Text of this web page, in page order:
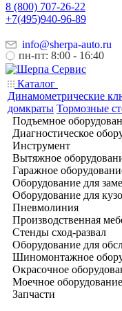
8 (800) 707-26-22
+7(495)940-96-89
info@sherpa-auto.ru
пн-пт: 8:00 - 16:40
Каталог
Динамометрические
домкраты Тормозные
Подъемное
Диагностическое
Инструмент
Вытяжное
Гаражное
Оборудование для
Оборудование для
Пневмолиния
Производственная
Стенды сход-развал
Оборудование для
Шиномонтажное
Окрасочное
Моечное оборудование
Запчасти